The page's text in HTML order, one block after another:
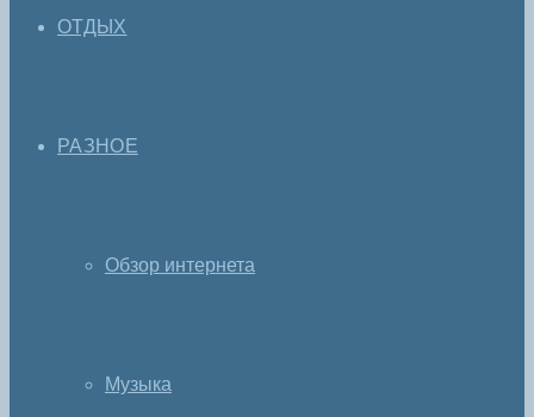
ОТДЫХ
РАЗНОЕ
Обзор интернета
Музыка